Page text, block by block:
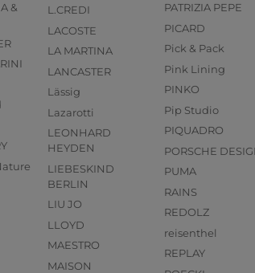
&
L.CREDI
LACOSTE
LA MARTINA
LANCASTER
Lässig
Lazarotti
LEONHARD
HEYDEN
LIEBESKIND
BERLIN
LIU JO
LLOYD
MAESTRO
MAISON
PATRIZIA PEPE
PICARD
Pick & Pack
Pink Lining
PINKO
Pip Studio
PIQUADRO
PORSCHE
PUMA
RAINS
REDOLZ
reisenthel
REPLAY